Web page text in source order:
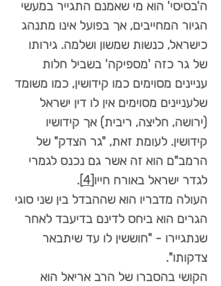
ה'בסיסי' הוא מי שאמנם התגייר במעשי
הגיור המחייבים, אך בפועל אינו מתנהג
כישראל, כנשות שמשון ושלמה. גירותו
של גר כזה 'מספיקה' בשביל חלות
עניינים מסוימים כמו קידושין, כמו משומד
שלעניינים מסוימים אין לו דין ישראל
(ירושה, חליצה, ריבית) אך קידושיו
קידושין. לעומת זאת, "גר הצדק" של
הרמב"ם הוא זה אשר גם נכנס לגמרי
לגדר ישראל באורח חייו
.
העולה מדבריו הוא שההבדל בין שני סוגי
הגרים הוא ביחס לדינם בדיעבד לאחר
שנתגיירו - "חוששין לו עד שיתבאר
צדקותו".
הקושי בהסברו של הרב אריאל הוא